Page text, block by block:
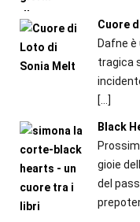
Cuore
Dafne
tragica
[…]
Black
gioie
del